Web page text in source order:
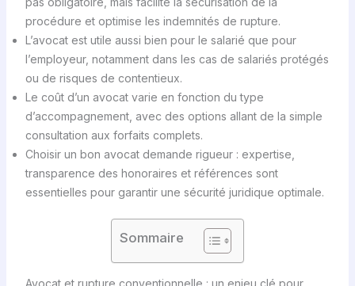
procédure et optimise les indemnités de rupture.
L’avocat est utile aussi bien pour le salarié que pour
l’employeur, notamment dans les cas de salariés protégés
ou de risques de contentieux.
Le coût d’un avocat varie en fonction du type
d’accompagnement, avec des options allant de la simple
consultation aux forfaits complets.
Choisir un bon avocat demande rigueur : expertise,
transparence des honoraires et références sont
essentielles pour garantir une sécurité juridique optimale.
Sommaire
Avocat et rupture conventionnelle : un enjeu clé pour